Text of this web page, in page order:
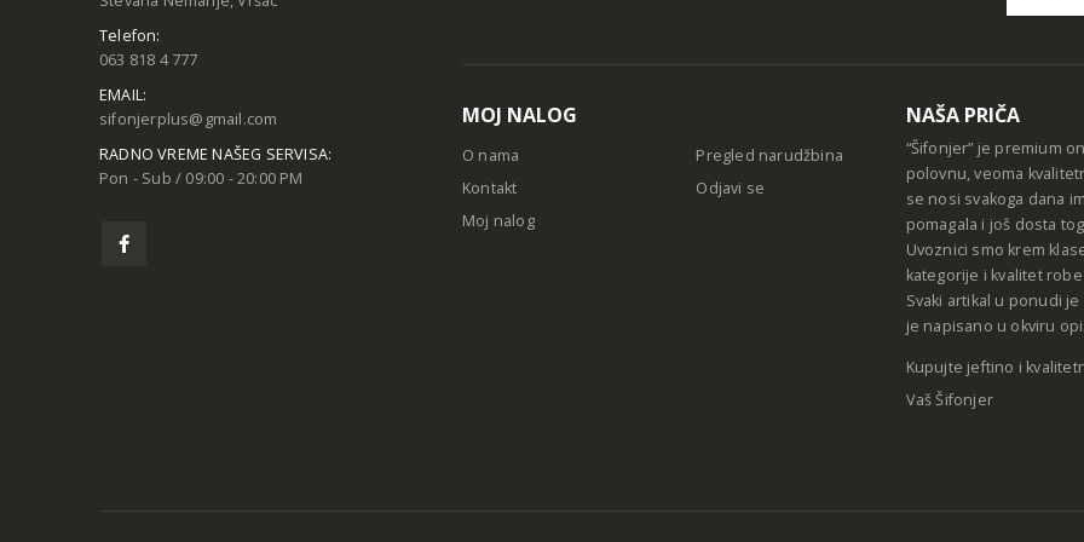
Telefon:
063 818 4 777
EMAIL:
sifonjerplus@gmail.com
RADNO VREME NAŠEG SERVISA:
Pon - Sub / 09:00 - 20:00 PM
MOJ NALOG
O nama
Kontakt
Moj nalog
Pregled narudžbina
Odjavi se
NAŠA PRIČA
“Šifonjer” je premium
polovnu, veoma
se nosi svakoga dana
pomagala i još dosta
Uvoznici smo krem
kategorije i kvalitet
Svaki artikal u ponudi
je napisano u okviru
Kupujte jeftino i
Vaš Šifonjer